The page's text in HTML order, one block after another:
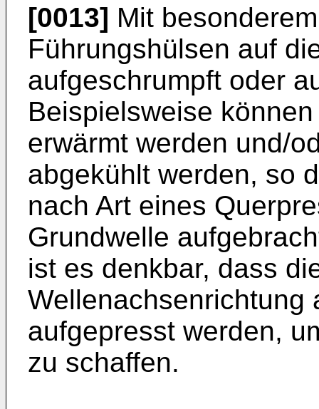
[0013] Mit
Führungshülsen auf
aufgeschrumpft oder
Beispielsweise
erwärmt werden und/
abgekühlt werden, so
nach Art eines
Grundwelle
ist es denkbar, dass
Wellenachsenrichtung
aufgepresst werden,
zu schaffen.